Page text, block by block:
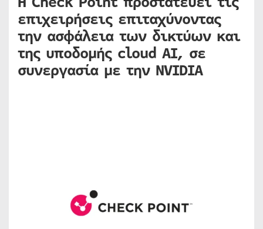
επιχειρήσεις επιταχύνοντας
την ασφάλεια των δικτύων και
της υποδομής cloud AI, σε
συνεργασία με την NVIDIA